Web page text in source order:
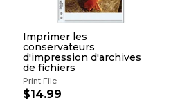
Imprimer les
conservateurs
d'impression d'archives
de fichiers
Print File
$14.99